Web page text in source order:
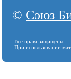
© Союз
Все права защищены.
При использовании